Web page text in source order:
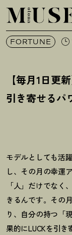
オトナ
FORTUNE
【毎月1日更
引き寄せるパ
モデルとしても活
し、その月の幸運
「人」だけでなく
きるんです。その
り、自分の持つ「
果的にLUCKを引